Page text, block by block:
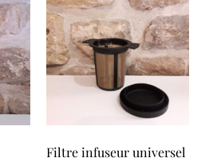
Filtre infuseur universel